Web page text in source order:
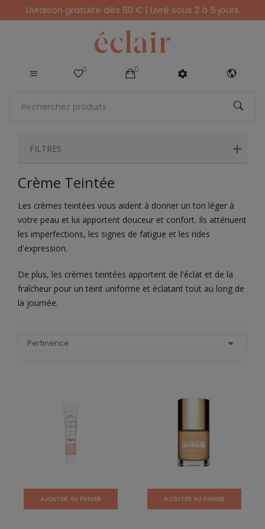
Livraison gratuite dès 60 € | Livré sous 2 à 5 jours
0 0
FILTRES
Crème Teintée
Les crèmes teintées vous aident à donner un ton léger à
votre peau et lui apportent douceur et confort. Ils atténuent
les imperfections, les signes de fatigue et les rides
d'expression.
De plus, les crèmes teintées apportent de l'éclat et de la
fraîcheur pour un teint uniforme et éclatant tout au long de
la journée.
Pertinence 
AJOUTER AU PANIER AJOUTER AU PANIER